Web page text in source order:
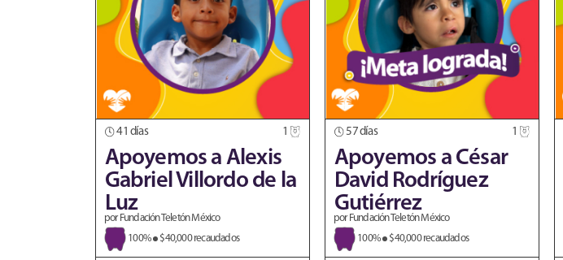
41 días 1
Apoyemos a Alexis
Gabriel Villordo de la
Luz
por Fundación Teletón México
100%
$40,000 recaudados
57 días 1
Apoyemos a César
David Rodríguez
Gutiérrez
por Fundación Teletón México
100%
$40,000 recaudados